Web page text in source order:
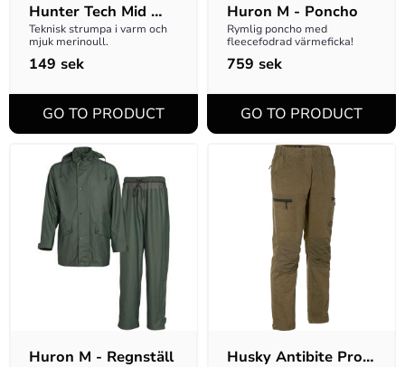
Hunter Tech Mid
Strumpa - Svart
Teknisk strumpa i varm och
mjuk merinoull.
149 sek
Huron M - Poncho
Rymlig poncho med
fleecefodrad värmeficka!
759 sek
Huron M - Regnställ
Husky Antibite Pro